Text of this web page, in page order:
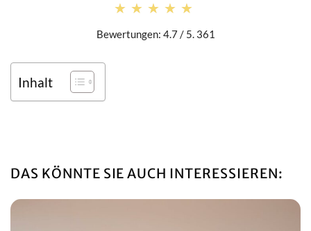
★★★★★
★★★★★
Bewertungen: 4.7 / 5. 361
Inhalt
DAS KÖNNTE SIE AUCH INTERESSIEREN: